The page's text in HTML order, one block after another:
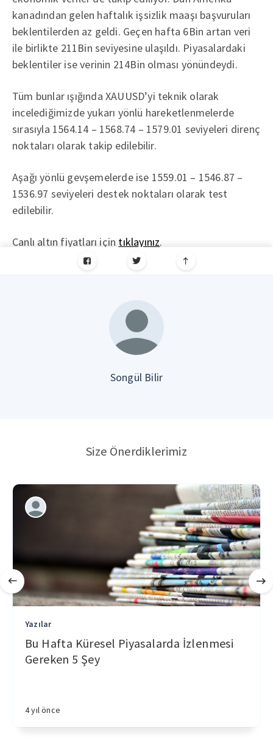
kanadından gelen haftalık işsizlik maaşı başvuruları
beklentilerden az geldi. Geçen hafta 6Bin artan veri
ile birlikte 211Bin seviyesine ulaşıldı. Piyasalardaki
beklentiler ise verinin 214Bin olması yönündeydi.
Tüm bunlar ışığında XAUUSD’yi teknik olarak
incelediğimizde yukarı yönlü hareketlenmelerde
sırasıyla 1564.14 – 1568.74 – 1579.01 seviyeleri direnç
noktaları olarak takip edilebilir.
Aşağı yönlü gevşemelerde ise 1559.01 – 1546.87 –
1536.97 seviyeleri destek noktaları olarak test
edilebilir.
Canlı altın fiyatları için tıklayınız.
Songül Bilir
Size Önerdiklerimiz
Yazılar
Bu Hafta Küresel Piyasalarda İzlenmesi
Gereken 5 Şey
4 yıl önce